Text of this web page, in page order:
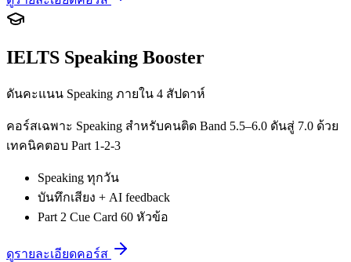
IELTS Speaking Booster
ดันคะแนน Speaking ภายใน 4 สัปดาห์
คอร์สเฉพาะ Speaking สำหรับคนติด Band 5.5–6.0 ดันสู่ 7.0 ด้วย
เทคนิคตอบ Part 1-2-3
Speaking ทุกวัน
บันทึกเสียง + AI feedback
Part 2 Cue Card 60 หัวข้อ
ดูรายละเอียดคอร์ส